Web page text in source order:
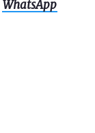
WhatsApp